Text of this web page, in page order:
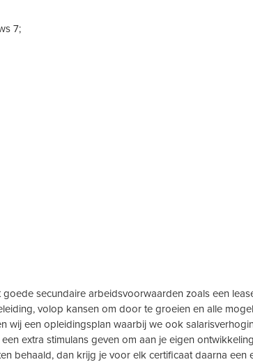
7;
secundaire arbeidsvoorwaarden zoals een
volop kansen om door te groeien en alle
wij een opleidingsplan waarbij we ook
extra stimulans geven om aan je eigen
behaald, dan krijg je voor elk certificaat daarna een